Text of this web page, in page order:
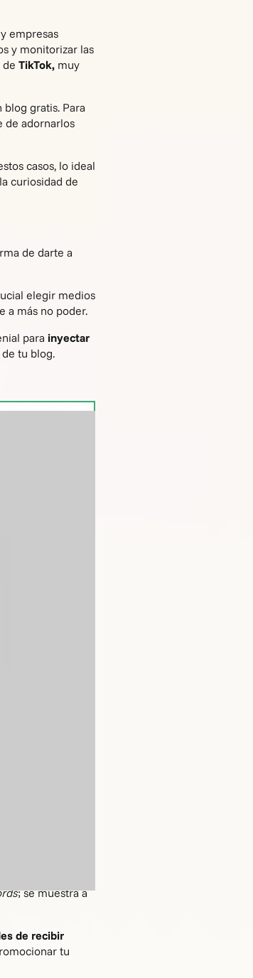
empresas
y monitorizar las
TikTok, muy
gratis. Para
de adornarlos
casos, lo ideal
curiosidad de
de darte a
elegir medios
a más no poder.
para inyectar
tu blog.
; se muestra a
de recibir
tu